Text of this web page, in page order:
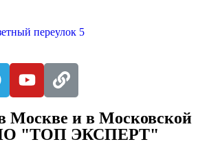
переулок 5
Москве и в Московской
"ТОП ЭКСПЕРТ"